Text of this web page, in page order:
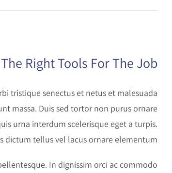
בתמונה
The Right Tools For The Job
tristique senectus et netus et malesuada
massa. Duis sed tortor non purus ornare
urna interdum scelerisque eget a turpis.
dictum tellus vel lacus ornare elementum.
In dignissim orci ac commodo